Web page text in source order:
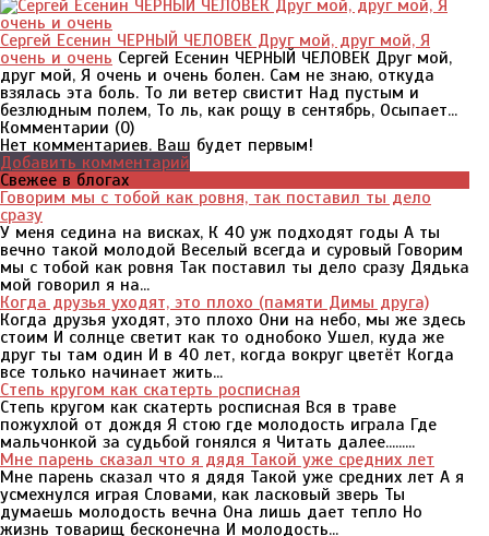
Сергей Есенин ЧЕРНЫЙ ЧЕЛОВЕК Друг мой, друг мой, Я
очень и очень Сергей Есенин ЧЕРНЫЙ ЧЕЛОВЕК Друг мой,
друг мой, Я очень и очень болен. Сам не знаю, откуда
взялась эта боль. То ли ветер свистит Над пустым и
безлюдным полем, То ль, как рощу в сентябрь, Осыпает...
Комментарии (0)
Нет комментариев. Ваш будет первым!
Добавить комментарий
Свежее в блогах
Говорим мы с тобой как ровня, так поставил ты дело
сразу
У меня седина на висках, К 40 уж подходят годы А ты
вечно такой молодой Веселый всегда и суровый Говорим
мы с тобой как ровня Так поставил ты дело сразу Дядька
мой говорил я на...
Когда друзья уходят, это плохо (памяти Димы друга)
Когда друзья уходят, это плохо Они на небо, мы же здесь
стоим И солнце светит как то однобоко Ушел, куда же
друг ты там один И в 40 лет, когда вокруг цветёт Когда
все только начинает жить...
Степь кругом как скатерть росписная
Степь кругом как скатерть росписная Вся в траве
пожухлой от дождя Я стою где молодость играла Где
мальчонкой за судьбой гонялся я Читать далее.........
Мне парень сказал что я дядя Такой уже средних лет
Мне парень сказал что я дядя Такой уже средних лет А я
усмехнулся играя Словами, как ласковый зверь Ты
думаешь молодость вечна Она лишь дает тепло Но
жизнь товарищ бесконечна И молодость...